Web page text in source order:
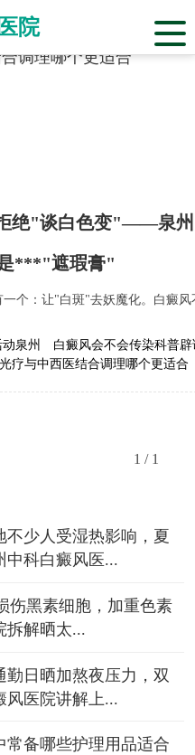
院
白癜风医院
标签合辑
调理哪个更适合
拒绝"谈白色变"——泉
***"遮瑕膏"
一个：让"白斑"去妖魔化。白癜
泉州
白癜风会不会传染科普辟
疗与中西医结合调理哪个更适合
1 / 1
不少人受湿热影响，夏
中科白癜风医...
伤黑素细胞，加重色素
拆解晒太...
勤日晒加熬夜压力，双
风医院讲解上...
常备哪些护理用品适合